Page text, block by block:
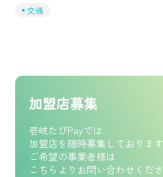
交通
加盟店募集
壱岐たびPayでは
加盟店を随時募集しております
ご希望の事業者様は
こちらよりお問い合わせくださ